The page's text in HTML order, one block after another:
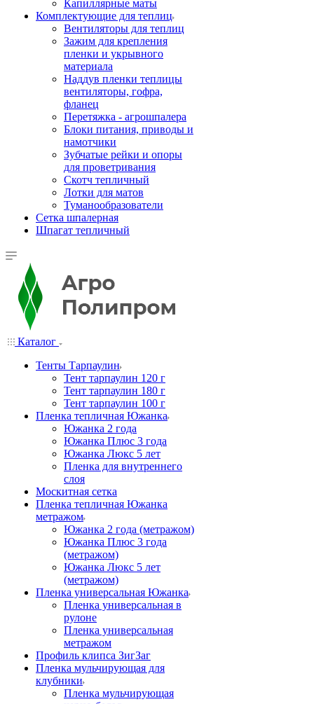
Капиллярные маты
Комплектующие для теплиц
Вентиляторы для теплиц
Зажим для крепления
пленки и укрывного
материала
Наддув пленки теплицы
вентиляторы, гофра,
фланец
Перетяжка - агрошпалера
Блоки питания, приводы и
намотчики
Зубчатые рейки и опоры
для проветривания
Скотч тепличный
Лотки для матов
Туманообразователи
Сетка шпалерная
Шпагат тепличный
Каталог
Тенты Тарпаулин
Тент тарпаулин 120 г
Тент тарпаулин 180 г
Тент тарпаулин 100 г
Пленка тепличная Южанка
Южанка 2 года
Южанка Плюс 3 года
Южанка Люкс 5 лет
Пленка для внутреннего
слоя
Москитная сетка
Пленка тепличная Южанка
метражом
Южанка 2 года (метражом)
Южанка Плюс 3 года
(метражом)
Южанка Люкс 5 лет
(метражом)
Пленка универсальная Южанка
Пленка универсальная в
рулоне
Пленка универсальная
метражом
Профиль клипса ЗигЗаг
Пленка мульчирующая для
клубники
Пленка мульчирующая